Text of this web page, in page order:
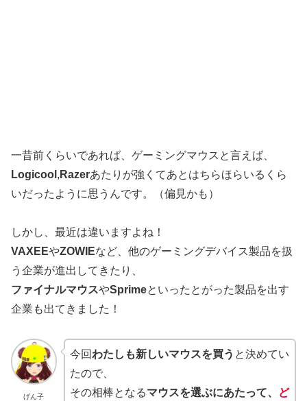
一昔前くらいであれば、ゲーミングマウスと言えば、
Logicool , Razerあたりが強くてあとはちらほらいるくら
いだったように思うんです。（偏見かも）
しかし、最近は違いますよね！
VAXEEやZOWIEなど、他のゲーミングデバイス製品を扱
う企業が進出してきたり、
ファイナルマウスやSprimeといったとがった製品を出す
企業も出てきました！
げん子
今回わたしも新しいマウスを買う と決めてい
たので、
その相棒となるマウスを選ぶにあたって、
ど